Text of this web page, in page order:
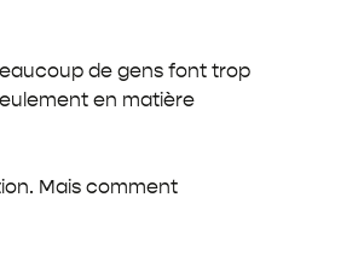
de gens font trop
en matière
Mais comment